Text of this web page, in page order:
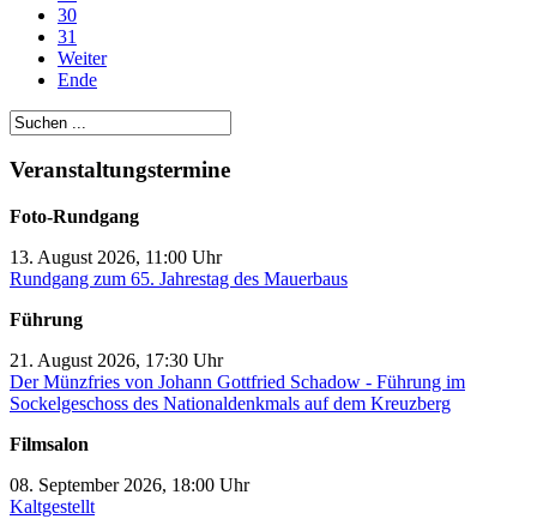
30
31
Weiter
Ende
Veranstaltungstermine
Foto-Rundgang
13. August 2026, 11:00 Uhr
Rundgang zum 65. Jahrestag des Mauerbaus
Führung
21. August 2026, 17:30 Uhr
Der Münzfries von Johann Gottfried Schadow - Führung im
Sockelgeschoss des Nationaldenkmals auf dem Kreuzberg
Filmsalon
08. September 2026, 18:00 Uhr
Kaltgestellt